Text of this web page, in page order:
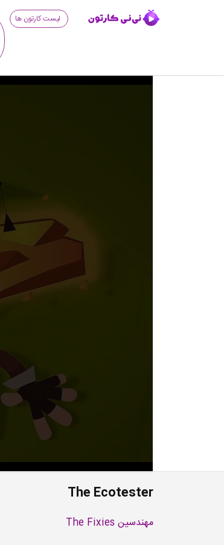
لیست کارتون ها
The Ecotester
مهندسین The Fixies